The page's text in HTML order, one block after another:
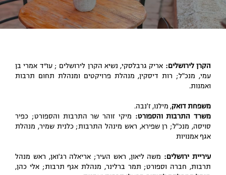
הקרן לירושלים: אריק גרבלסקי, נשיא הקרן לירושלים ; עו״ד אמרי בן
עמי, מנכ"ל; רות דיסקין, מנהלת פרויקטים ומנהלת תחום תרבות
ואמנות.
משפחת דואק, מילנו, ז'נבה.
משרד התרבות והספורט: מיקי זוהר שר התרבות והספורט; כפיר
סויסה, מנכ"ל; רן שפירא, ראש מינהל התרבות; כלנית שמיר, מנהלת
אגף אמנויות
עיריית ירושלים: משה ליאון, ראש העיר; אריאלה רג'ואן, ראש מנהל
תרבות, חברה וספורט; תמר ברלינר, מנהלת אגף תרבות; אלי כהן,